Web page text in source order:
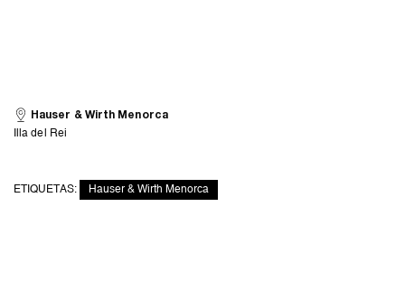
Hauser & Wirth Menorca
Illa del Rei
ETIQUETAS: Hauser & Wirth Menorca